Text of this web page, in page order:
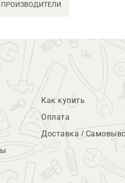
ПРОИЗВОДИТЕЛИ
Как купить
Оплата
Доставка /